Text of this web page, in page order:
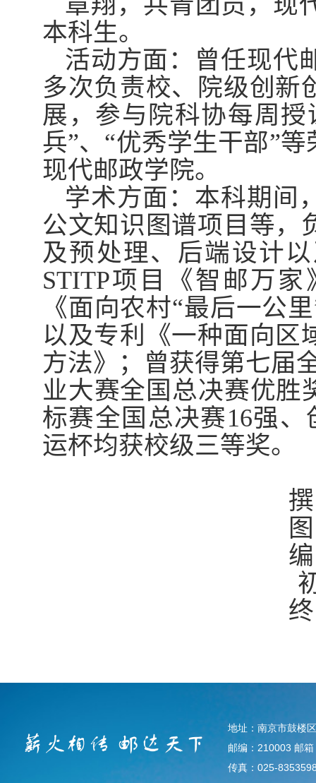
本科生。
活动方面：曾任现代
多次负责校、院级创新
展，参与院科协每周
兵”、“优秀学生干部”
现代邮政学院。
学术方面：本科期间
公文知识图谱项目等，
及预处理、后端设计
STITP项目《智邮万家
《面向农村“最后一公
以及专利《一种面向区
方法》；曾获得第七届
业大赛全国总决赛优胜
标赛全国总决赛16强、
运杯均获校级三等奖。
地址：南京市鼓楼
邮编：210003 邮
传真：025-